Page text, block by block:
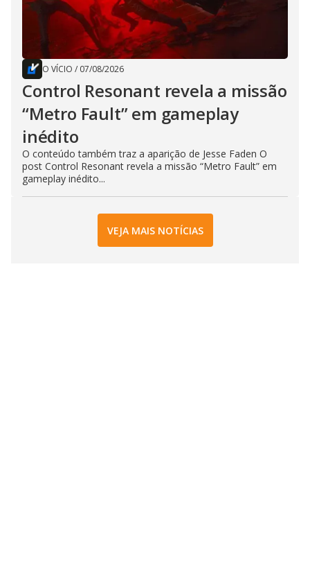
O VÍCIO / 07/08/2026
Control Resonant revela a missão
“Metro Fault” em gameplay
inédito
O conteúdo também traz a aparição de Jesse Faden O
post Control Resonant revela a missão “Metro Fault” em
gameplay inédito...
VEJA MAIS NOTÍCIAS